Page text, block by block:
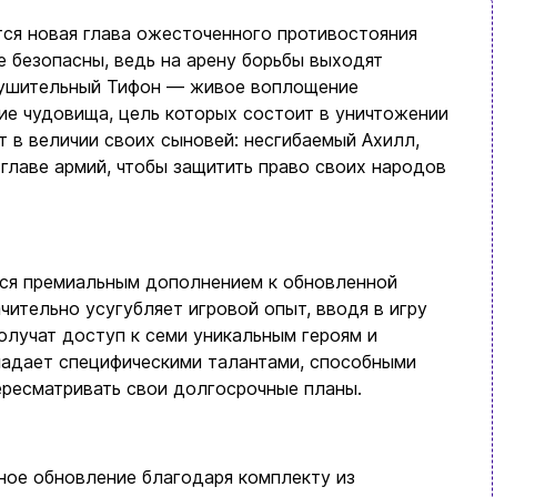
новая глава ожесточенного противостояния
ведь на арену борьбы выходят
Тифон — живое воплощение
чудовища, цель которых состоит в уничтожении
в величии своих сыновей: несгибаемый Ахилл,
армий, чтобы защитить право своих народов
премиальным дополнением к обновленной
усугубляет игровой опыт, вводя в игру
доступ к семи уникальным героям и
специфическими талантами, способными
свои долгосрочные планы.
обновление благодаря комплекту из